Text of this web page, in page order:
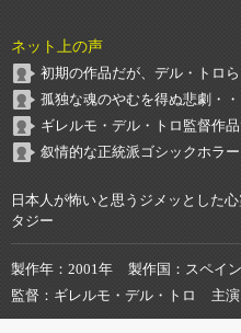
ネット上の声
初期の作品だが、デル・トロ
孤独な魂のやむを得ぬ悲劇・・
ギレルモ・デル・トロ監督作品
叙情的な正統派ゴシックホラー
日本人が怖いと思うジメッとした
タジー
製作年 2001年 製作国 スペイン
監督
ギレルモ・デル・トロ 主演